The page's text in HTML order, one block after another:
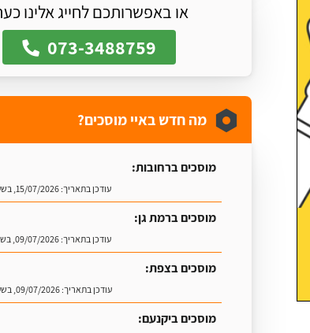
או באפשרותכם לחייג אלינו
073-3488759
מה חדש באיי מוסכים?
מוסכים ברחובות:
עודכן בתאריך:15/07/2026, בשעה 10:48
מוסכים ברמת גן:
עודכן בתאריך:09/07/2026, בשעה 10:31
מוסכים בצפת:
עודכן בתאריך:09/07/2026, בשעה 10:27
מוסכים ביקנעם: